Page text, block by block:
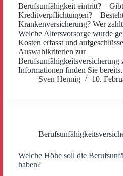
Berufsunfähigkeit eintritt? –
Kreditverpflichtungen? –
Krankenversicherung? Wer
Welche Altersvorsorge wurde
Kosten erfasst und
Auswahlkriterien zur
Berufsunfähigkeitsversicherung
Informationen finden Sie
Sven Hennig
10.
Welche Höhe soll die
haben?